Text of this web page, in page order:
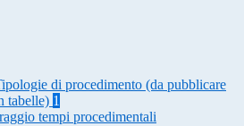
di procedimento (da pubblicare
tabelle) 1
tempi procedimentali